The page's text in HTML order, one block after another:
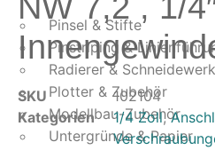
Pinsel & Stifte
Pinstriping &
Radierer &
Plotter & Zubehör
Modellbau-Zubehör
Untergründe & Papier
SKU
102104
Kategorien
1/4 Zoll,